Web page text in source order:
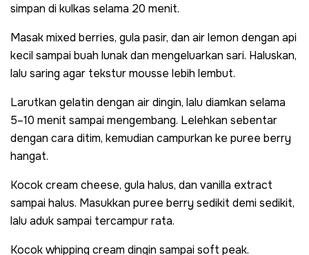
simpan di kulkas selama 20 menit.
Masak mixed berries, gula pasir, dan air lemon dengan api
kecil sampai buah lunak dan mengeluarkan sari. Haluskan,
lalu saring agar tekstur mousse lebih lembut.
Larutkan gelatin dengan air dingin, lalu diamkan selama
5–10 menit sampai mengembang. Lelehkan sebentar
dengan cara ditim, kemudian campurkan ke puree berry
hangat.
Kocok cream cheese, gula halus, dan vanilla extract
sampai halus. Masukkan puree berry sedikit demi sedikit,
lalu aduk sampai tercampur rata.
Kocok whipping cream dingin sampai soft peak.